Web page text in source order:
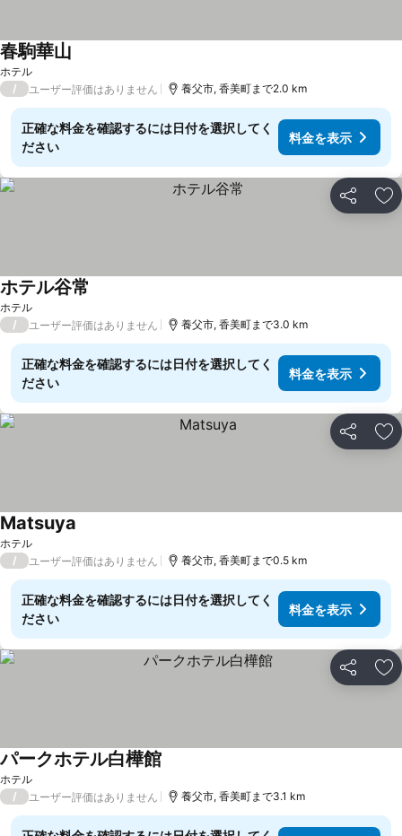
ホテル
春駒華山
/ ユーザー評価はありません 養父市, 香美町まで2.0 km
正確な料金を確認するには日付を選択してく
ださい
料金を表示
シェア お
ホテル
ホテル谷常
/ ユーザー評価はありません 養父市, 香美町まで3.0 km
正確な料金を確認するには日付を選択してく
ださい
料金を表示
シェア お
ホテル
Matsuya
/ ユーザー評価はありません 養父市, 香美町まで0.5 km
正確な料金を確認するには日付を選択してく
ださい
料金を表示
シェア お
ホテル
パークホテル白樺館
/ ユーザー評価はありません 養父市, 香美町まで3.1 km